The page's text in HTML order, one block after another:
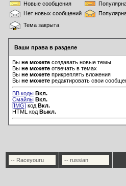
Новые сообщения
Нет новых сообщений
Тема закрыта
Ваши права в разделе
Вы не можете создавать новые темы
Вы не можете отвечать в темах
Вы не можете прикреплять вложения
Вы не можете редактировать свои
BB коды Вкл.
Смайлы Вкл.
[IMG] код Вкл.
HTML код Выкл.